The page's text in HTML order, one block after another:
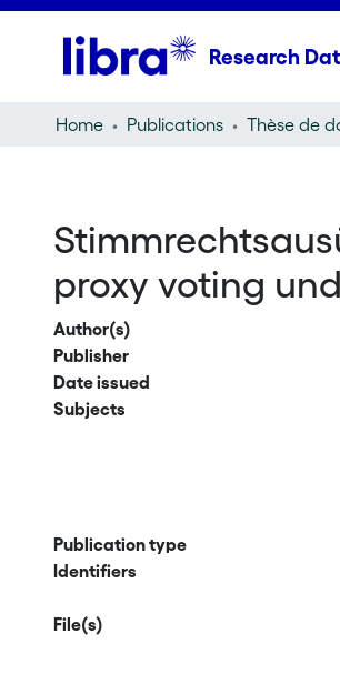
Research
Home Publications
proxy voting
Author(s)
Publisher
Date issued
Subjects
Publication type
Identifiers
File(s)